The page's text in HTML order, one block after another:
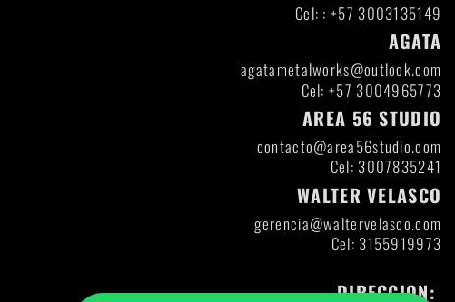
Cel: : +57 3003135149
AGATA
agatametalworks@outlook.com
Cel: +57 3004965773
AREA 56 STUDIO
contacto@area56studio.com
Cel: 3007835241
WALTER VELASCO
gerencia@waltervelasco.com
Cel: 3155919973
DIRECCION: